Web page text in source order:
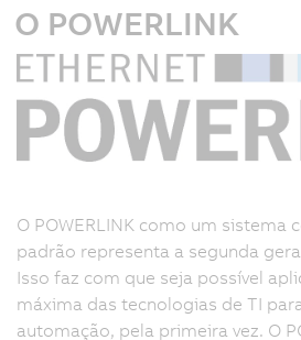
O POWERLINK
O POWERLINK como um sistema
padrão representa a segunda
Isso faz com que seja possível
máxima das tecnologias de TI
automação, pela primeira vez. O